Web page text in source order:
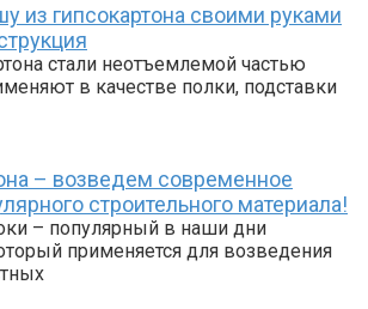
из гипсокартона своими руками
стали неотъемлемой частью
в качестве полки, подставки
– возведем современное
строительного материала!
– популярный в наши дни
применяется для возведения